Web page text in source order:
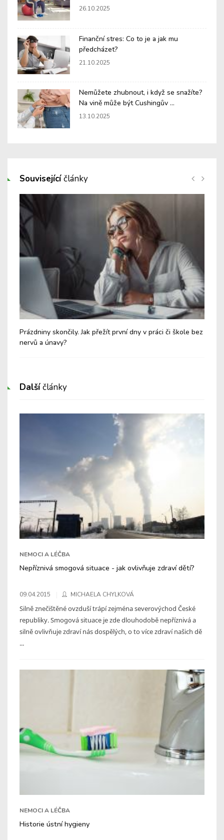
26.10.2025
Finanční stres: Co to je a jak mu
předcházet?
21.10.2025
Nemůžete zhubnout, i když se snažíte?
Na vině může být Cushingův ...
13.10.2025
Souvisejícíčlánky
Prázdniny skončily. Jak přežít první dny v práci či škole bez
nervů a únavy?
Dalšíčlánky
NEMOCI A LÉČBA
Nepříznivá smogová situace - jak ovlivňuje zdraví dětí?
09.04.2015 MICHAELA CHYLKOVÁ
Silně znečištěné ovzduší trápí zejména severovýchod České
republiky. Smogová situace je zde dlouhodobě nepříznivá a
silně ovlivňuje zdraví nás dospělých, o to více zdraví našich dě
...
NEMOCI A LÉČBA
Historie ústní hygieny